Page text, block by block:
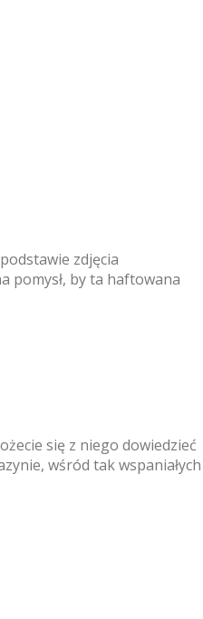
zdjęcia
pomysł, by ta haftowana
się z niego dowiedzieć
wśród tak wspaniałych